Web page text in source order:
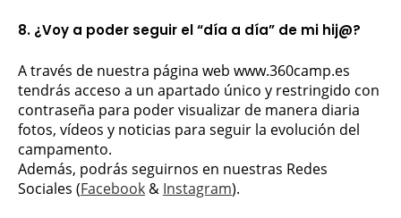
8. ¿Voy a poder seguir el “día a día” de mi hij@?
A través de nuestra página web www.360camp.es
tendrás acceso a un apartado único y restringido con
contraseña para poder visualizar de manera diaria
fotos, vídeos y noticias para seguir la evolución del
campamento.
Además, podrás seguirnos en nuestras Redes
Sociales (Facebook & Instagram).